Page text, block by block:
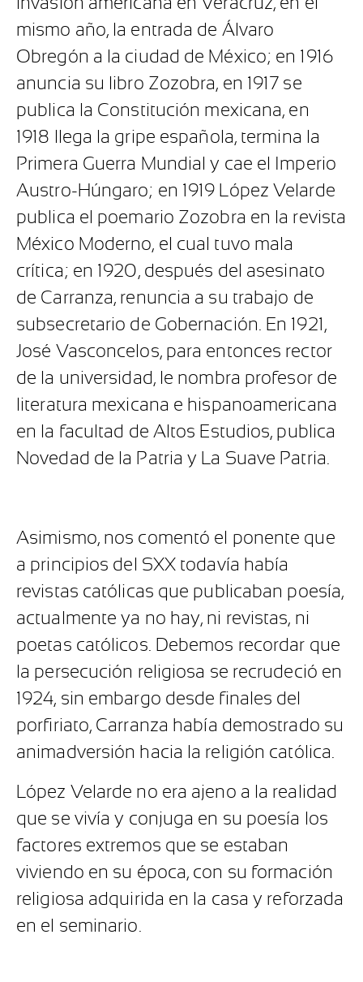
mismo año, la entrada de Álvaro
Obregón a la ciudad de México; en 1916
anuncia su libro Zozobra, en 1917 se
publica la Constitución mexicana, en
1918 llega la gripe española, termina la
Primera Guerra Mundial y cae el Imperio
Austro-Húngaro; en 1919 López Velarde
publica el poemario Zozobra en la revista
México Moderno, el cual tuvo mala
crítica; en 1920, después del asesinato
de Carranza, renuncia a su trabajo de
subsecretario de Gobernación. En 1921,
José Vasconcelos, para entonces rector
de la universidad, le nombra profesor de
literatura mexicana e hispanoamericana
en la facultad de Altos Estudios, publica
Novedad de la Patria y La Suave Patria.
Asimismo, nos comentó el ponente que
a principios del SXX todavía había
revistas católicas que publicaban poesía,
actualmente ya no hay, ni revistas, ni
poetas católicos. Debemos recordar que
la persecución religiosa se recrudeció en
1924, sin embargo desde finales del
porfiriato, Carranza había demostrado su
animadversión hacia la religión católica.
López Velarde no era ajeno a la realidad
que se vivía y conjuga en su poesía los
factores extremos que se estaban
viviendo en su época, con su formación
religiosa adquirida en la casa y reforzada
en el seminario.